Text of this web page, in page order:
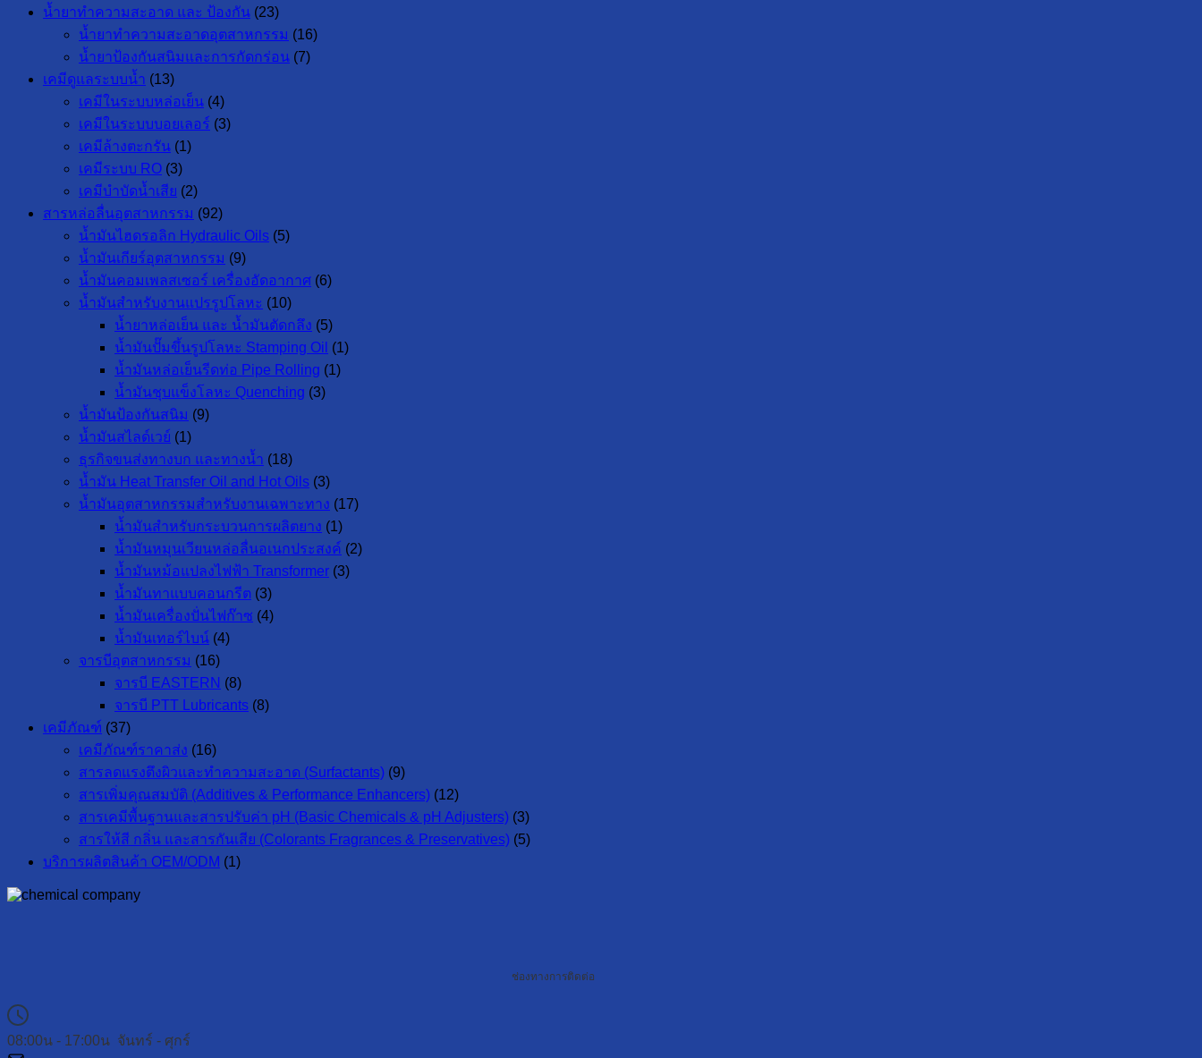
น้ำยาทำความสะอาด และ ป้องกัน (23)
น้ำยาทำความสะอาดอุตสาหกรรม (16)
น้ำยาป้องกันสนิมและการกัดกร่อน (7)
เคมีดูแลระบบน้ำ (13)
เคมีในระบบหล่อเย็น (4)
เคมีในระบบบอยเลอร์ (3)
เคมีล้างตะกรัน (1)
เคมีระบบ RO (3)
เคมีบำบัดน้ำเสีย (2)
สารหล่อลื่นอุตสาหกรรม (92)
น้ำมันไฮดรอลิก Hydraulic Oils (5)
น้ำมันเกียร์อุตสาหกรรม (9)
น้ำมันคอมเพลสเซอร์ เครื่องอัดอากาศ (6)
น้ำมันสำหรับงานแปรรูปโลหะ (10)
น้ำยาหล่อเย็น และ น้ำมันตัดกลึง (5)
น้ำมันปั๊มขึ้นรูปโลหะ Stamping Oil (1)
น้ำมันหล่อเย็นรีดท่อ Pipe Rolling (1)
น้ำมันชุบแข็งโลหะ Quenching (3)
น้ำมันป้องกันสนิม (9)
น้ำมันสไลด์เวย์ (1)
ธุรกิจขนส่งทางบก และทางน้ำ (18)
น้ำมัน Heat Transfer Oil and Hot Oils (3)
น้ำมันอุตสาหกรรมสำหรับงานเฉพาะทาง (17)
น้ำมันสำหรับกระบวนการผลิตยาง (1)
น้ำมันหมุนเวียนหล่อลื่นอเนกประสงค์ (2)
น้ำมันหม้อแปลงไฟฟ้า Transformer (3)
น้ำมันทาแบบคอนกรีต (3)
น้ำมันเครื่องปั่นไฟก๊าซ (4)
น้ำมันเทอร์ไบน์ (4)
จารบีอุตสาหกรรม (16)
จารบี EASTERN (8)
จารบี PTT Lubricants (8)
เคมีภัณฑ์ (37)
เคมีภัณฑ์ราคาส่ง (16)
สารลดแรงตึงผิวและทำความสะอาด (Surfactants) (9)
สารเพิ่มคุณสมบัติ (Additives & Performance Enhancers) (12)
สารเคมีพื้นฐานและสารปรับค่า pH (Basic Chemicals & pH Adjusters) (3)
สารให้สี กลิ่น และสารกันเสีย (Colorants Fragrances & Preservatives) (5)
บริการผลิตสินค้า OEM/ODM (1)
ช่องทางการติดต่อ
08:00น - 17:00น จันทร์ - ศุกร์